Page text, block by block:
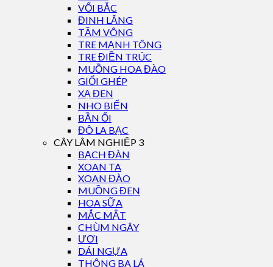
VỐI BẮC
ĐINH LĂNG
TẦM VÔNG
TRE MẠNH TÔNG
TRE ĐIỀN TRÚC
MUỒNG HOA ĐÀO
GIỔI GHÉP
XẠ ĐEN
NHO BIỂN
BẦN ỔI
ĐÔ LA BẠC
CÂY LÂM NGHIỆP 3
BẠCH ĐÀN
XOAN TA
XOAN ĐÀO
MUỒNG ĐEN
HOA SỮA
MẮC MẬT
CHÙM NGÂY
ƯƠI
DÁI NGỰA
THÔNG BA LÁ